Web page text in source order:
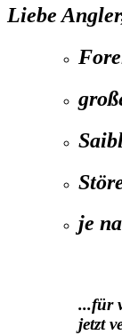
Liebe
je
...für
jetzt